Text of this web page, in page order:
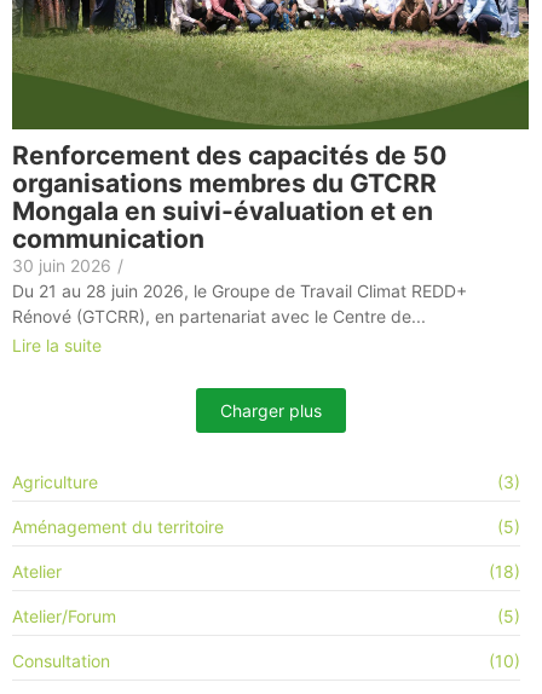
Renforcement des capacités de 50
organisations membres du GTCRR
Mongala en suivi-évaluation et en
communication
30 juin 2026 /
Du 21 au 28 juin 2026, le Groupe de Travail Climat REDD+
Rénové (GTCRR), en partenariat avec le Centre de...
Lire la suite
Charger plus
Agriculture (3)
Aménagement du territoire (5)
Atelier (18)
Atelier/Forum (5)
Consultation (10)